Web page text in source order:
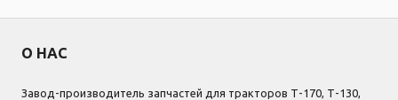
О НАС
Завод-производитель запчастей для тракторов Т-170, Т-130,